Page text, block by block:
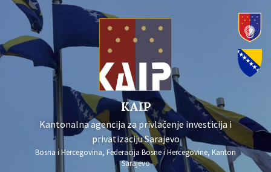
KAIP
Kantonalna agencija za privlačenje investicija i
privatizaciju Sarajevo
Bosna i Hercegovina, Federacija Bosne i Hercegovine, Kanton
Sarajevo